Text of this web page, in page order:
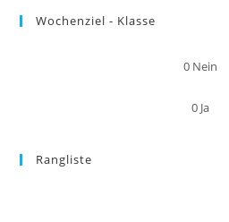
Wochenziel - Klasse
0 Nein
0 Ja
Rangliste